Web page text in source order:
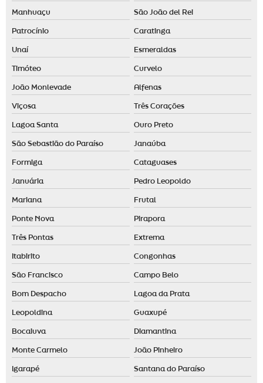
Manhuaçu São João del Rei
Patrocínio Caratinga
Unaí Esmeraldas
Timóteo Curvelo
João Monlevade Alfenas
Viçosa Três Corações
Lagoa Santa Ouro Preto
São Sebastião do Paraíso Janaúba
Formiga Cataguases
Januária Pedro Leopoldo
Mariana Frutal
Ponte Nova Pirapora
Três Pontas Extrema
Itabirito Congonhas
São Francisco Campo Belo
Bom Despacho Lagoa da Prata
Leopoldina Guaxupé
Bocaiuva Diamantina
Monte Carmelo João Pinheiro
Igarapé Santana do Paraíso